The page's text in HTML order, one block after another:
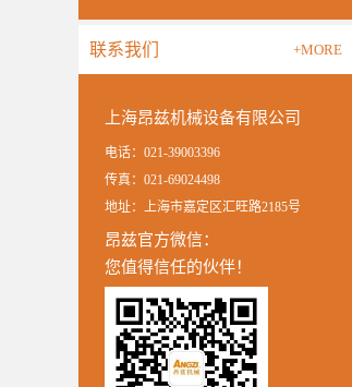
联系我们 +MORE
上海昂兹机械设备有限公司
电话：021-39003396
传真：021-69024498
地址：上海市嘉定区汇旺路2185号
昂兹官方微信：
您值得信任的伙伴！